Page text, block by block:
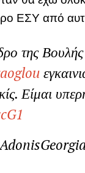
ΕΣΥ από
της
Είμαι